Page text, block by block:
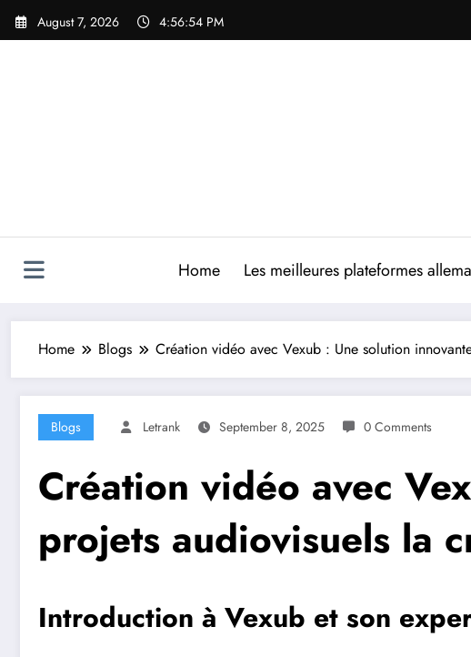
Skip
August 7, 2026 4:56:55 PM
Home Les meilleures plateformes
Home Blogs Création vidéo avec Vexub : Une solution
Blogs Letrank September 8, 2025 0 Comments
Création vidéo avec
projets audiovisuels la
Introduction à Vexub et son